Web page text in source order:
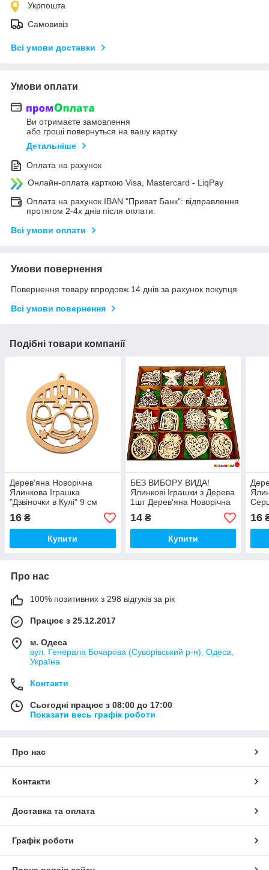
Укрпошта
Самовивіз
Всі умови доставки
Умови оплати
Ви отримаєте замовлення
або гроші повернуться на вашу картку
Детальніше
Оплата на рахунок
Онлайн-оплата карткою Visa, Mastercard - LiqPay
Оплата на рахунок IBAN "Приват Банк": відправлення
протягом 2-4х днів після оплати.
Всі умови оплати
Умови повернення
Повернення товару впродовж 14 днів за рахунок покупця
Всі умови повернення
Подібні товари компанії
Дерев'яна Новорічна
Ялинкова Іграшка
"Дзвіночки в Кулі" 9 см
Фанери
16 ₴
Купити
БЕЗ ВИБОРУ ВИДА!
Ялинкові Іграшки з Дерева
1шт Дерев'яна Новорічна
Прикраса з фанери на
ялинку
14₴
Купити
см
16
Про нас
100% позитивних з 298 відгуків за рік
Працює з 25.12.2017
м. Одеса
вул. Генерала Бочарова (Суворівський р-н), Одеса,
Україна
Контакти
Сьогодні працює з 08:00 до 17:00
Показати весь графік роботи
Про нас
Контакти
Доставка та оплата
Графік роботи